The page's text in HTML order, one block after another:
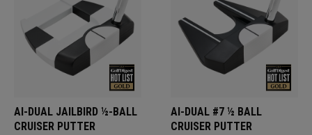
AI-DUAL JAILBIRD ½-BALL
CRUISER PUTTER
AI-DUAL #7 ½ BALL
CRUISER PUTTER